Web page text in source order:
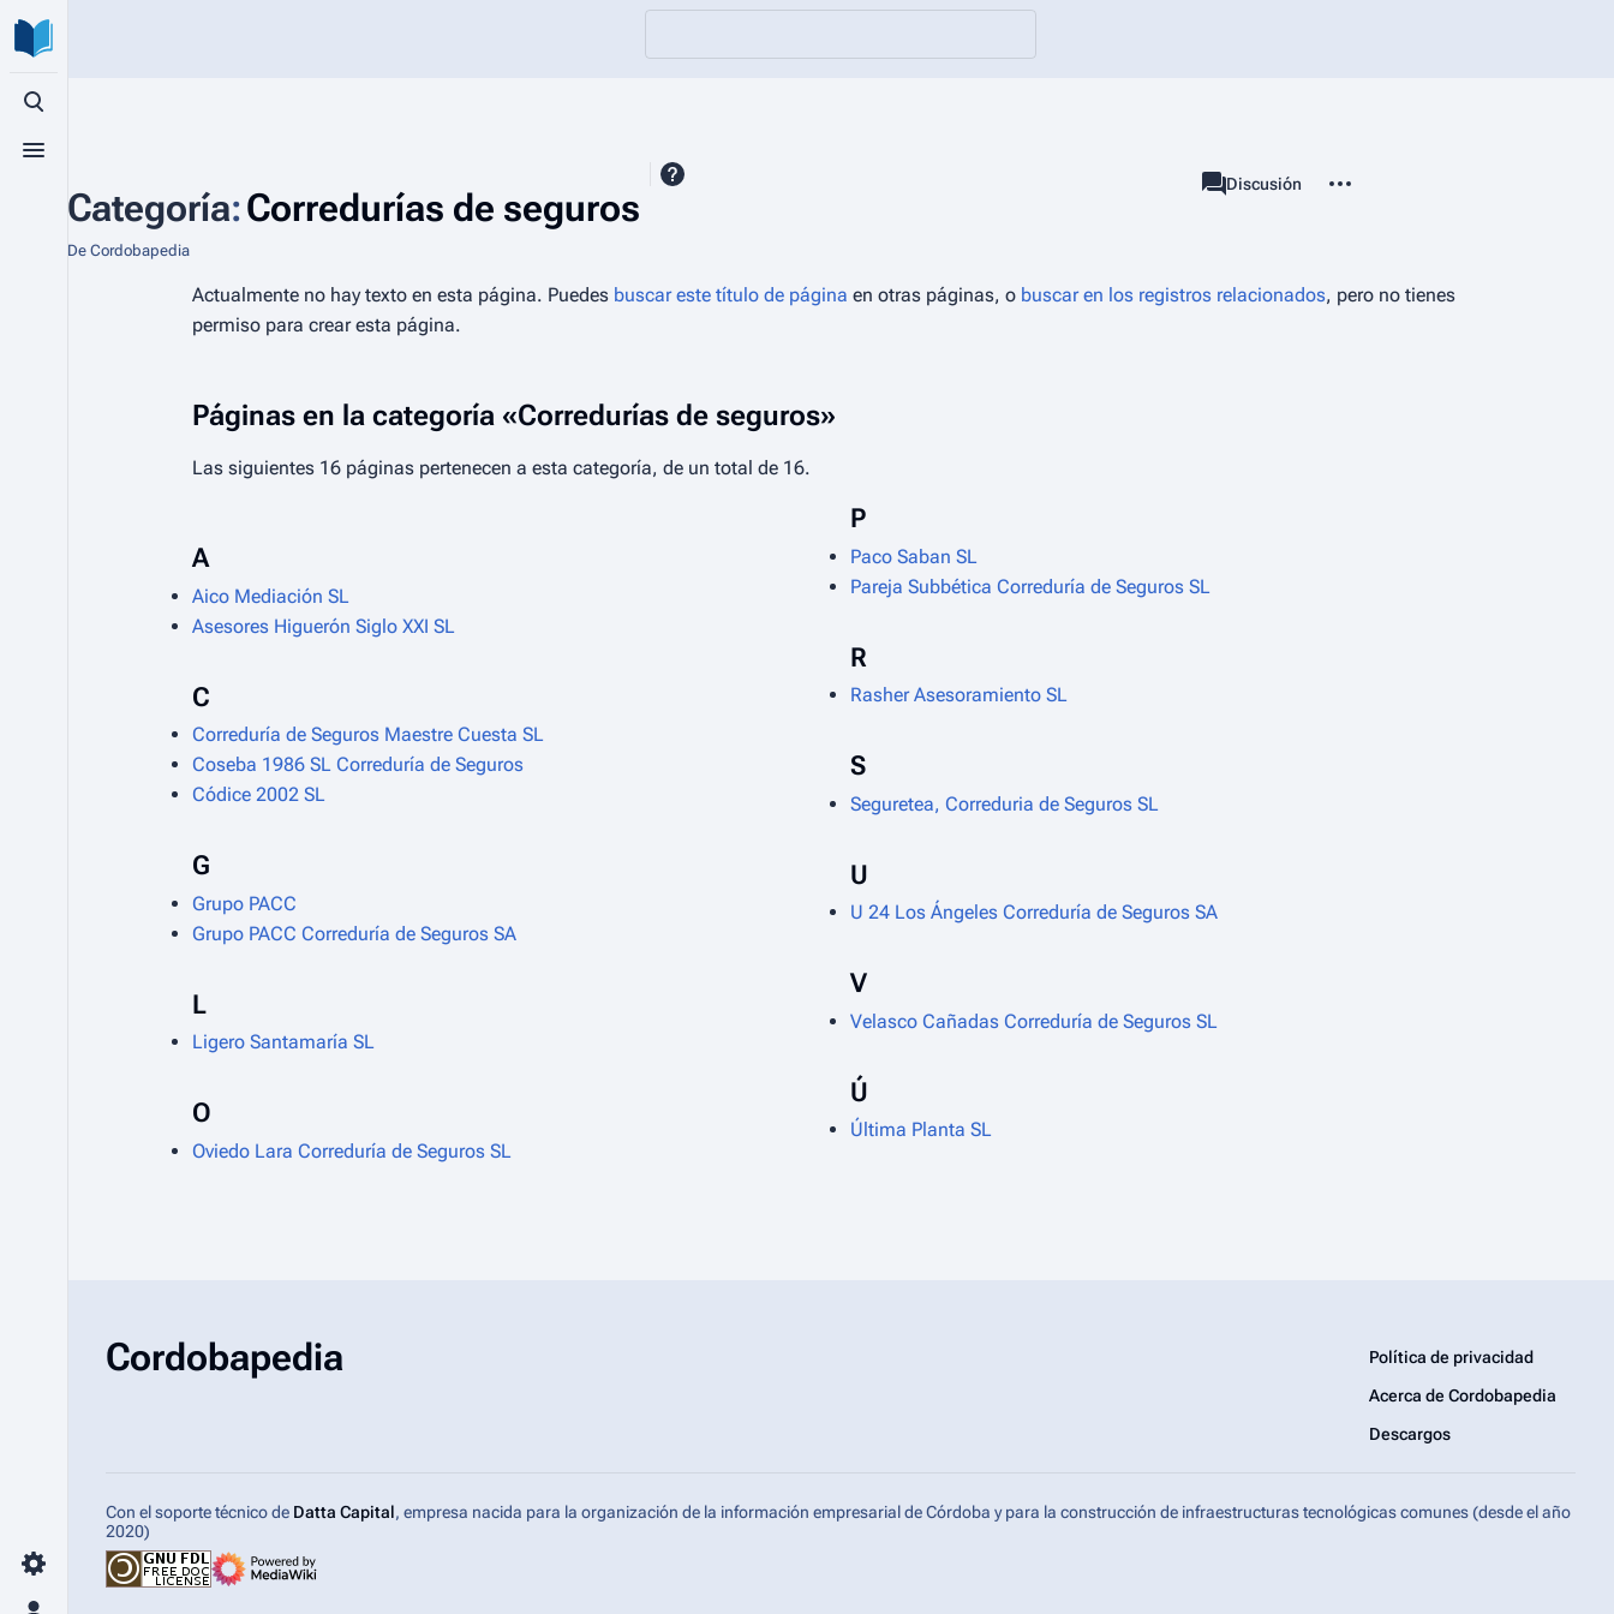
Búsqueda alternativa
Menú alternativo
Toggle preferences menu
Categoría:Corredurías de seguros
De Cordobapedia
associated-pages
Categoría
Discusión
Actualmente no hay texto en esta página. Puedes buscar este título de página en otras páginas, o buscar en los registros relacionados, pero no tienes
permiso para crear esta página.
Páginas en la categoría «Corredurías de seguros»
Las siguientes 16 páginas pertenecen a esta categoría, de un total de 16.
A
Aico Mediación SL
Asesores Higuerón Siglo XXI SL
C
Correduría de Seguros Maestre Cuesta SL
Coseba 1986 SL Correduría de Seguros
Códice 2002 SL
G
Grupo PACC
Grupo PACC Correduría de Seguros SA
L
Ligero Santamaría SL
O
Oviedo Lara Correduría de Seguros SL
P
Paco Saban SL
Pareja Subbética Correduría de Seguros SL
R
Rasher Asesoramiento SL
S
Seguretea, Correduria de Seguros SL
U
U 24 Los Ángeles Correduría de Seguros SA
V
Velasco Cañadas Correduría de Seguros SL
Ú
Última Planta SL
Cordobapedia
Política de privacidad
Acerca de Cordobapedia
Descargos
Con el soporte técnico de Datta Capital, empresa nacida para la organización de la información empresarial de Córdoba y para la construcción de infraestructuras tecnológicas comunes (desde el año
2020)